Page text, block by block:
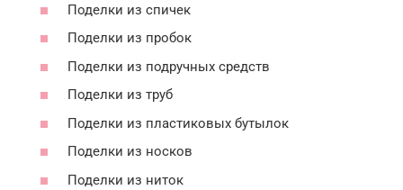
Поделки из спичек
Поделки из пробок
Поделки из подручных средств
Поделки из труб
Поделки из пластиковых бутылок
Поделки из носков
Поделки из ниток